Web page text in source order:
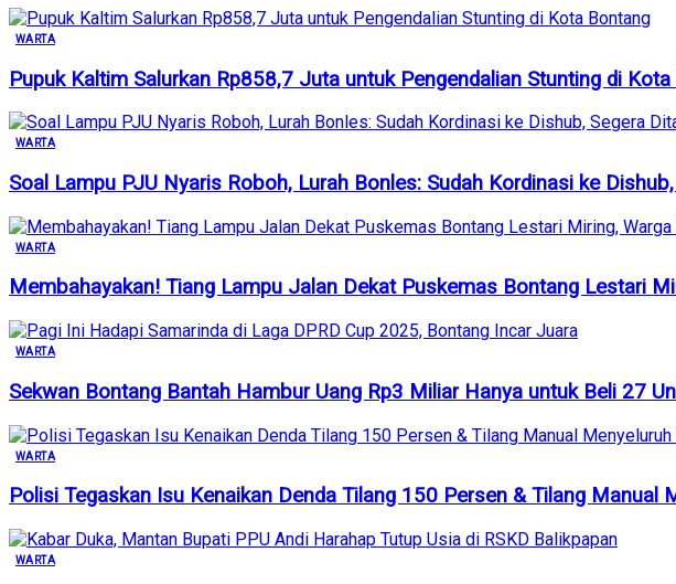
WARTA
Pupuk Kaltim Salurkan Rp858,7 Juta untuk Pengendalian Stunting di
WARTA
Soal Lampu PJU Nyaris Roboh, Lurah Bonles: Sudah Kordinasi ke
WARTA
Membahayakan! Tiang Lampu Jalan Dekat Puskemas Bontang Lestari
WARTA
Sekwan Bontang Bantah Hambur Uang Rp3 Miliar Hanya untuk Beli 27
WARTA
Polisi Tegaskan Isu Kenaikan Denda Tilang 150 Persen & Tilang Manual
WARTA